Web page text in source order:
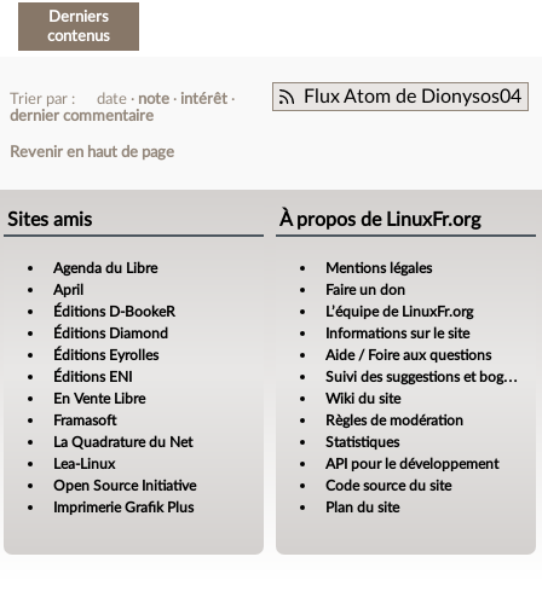
Derniers
contenus
Flux Atom de Dionysos04
Trier par : date note
intérêt
dernier commentaire
Revenir en haut de page
Sites amis
Agenda du Libre
April
Éditions D-BookeR
Éditions Diamond
Éditions Eyrolles
Éditions ENI
En Vente Libre
Framasoft
La Quadrature du Net
Lea-Linux
Open Source Initiative
Imprimerie Grafik Plus
À propos de LinuxFr.org
Mentions légales
Faire un don
L’équipe de LinuxFr.org
Informations sur le site
Aide / Foire aux questions
Suivi des suggestions et bogues
Wiki du site
Règles de modération
Statistiques
API pour le développement
Code source du site
Plan du site